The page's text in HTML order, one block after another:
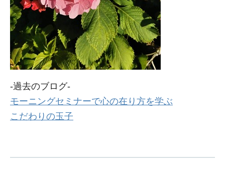
-過去のブログ-
モーニングセミナーで心の在り方を学ぶ
こだわりの玉子